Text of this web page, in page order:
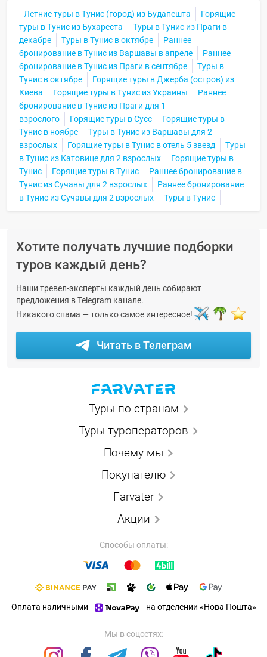
Летние туры в Тунис (город) из Будапешта
Горящие
туры в Тунис из Бухареста
Туры в Тунис из Праги в
декабре
Туры в Тунис в октябре
Раннее
бронирование в Тунис из Варшавы в апреле
Раннее
бронирование в Тунис из Праги в сентябре
Туры в
Тунис в октябре
Горящие туры в Джерба (остров) из
Киева
Горящие туры в Тунис из Украины
Раннее
бронирование в Тунис из Праги для 1
взрослого
Горящие туры в Сусс
Горящие туры в
Тунис в ноябре
Туры в Тунис из Варшавы для 2
взрослых
Горящие туры в Тунис в отель 5 звезд
Туры
в Тунис из Катовице для 2 взрослых
Горящие туры в
Тунис
Горящие туры в Тунис
Раннее бронирование в
Тунис из Сучавы для 2 взрослых
Раннее бронирование
в Тунис из Сучавы для 2 взрослых
Туры в Тунис
Хотите получать лучшие подборки
туров каждый день?
Наши тревел-эксперты каждый день собирают
предложения в Telegram канале.
Никакого спама — только самое интересное!
Читать в Телеграм
Туры по странам
Туры туроператоров
Почему мы
Покупателю
Farvater
Акции
Способы оплаты:
Оплата наличными на отделении «Нова Пошта»
Мы в соцсетях: